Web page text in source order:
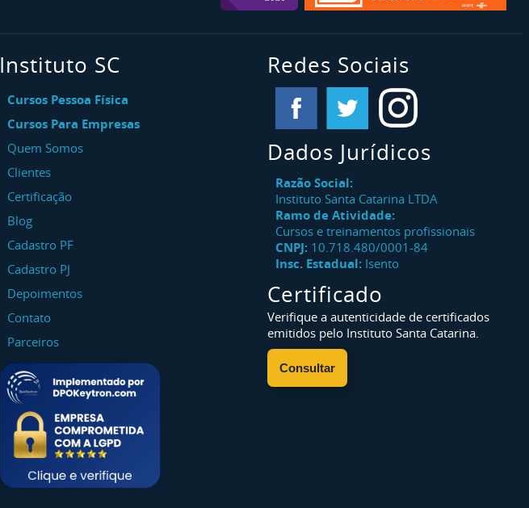
Instituto SC
Cursos Pessoa Física
Cursos Para Empresas
Quem Somos
Clientes
Certificação
Blog
Cadastro PF
Cadastro PJ
Depoimentos
Contato
Parceiros
Redes Sociais
Dados Jurídicos
Razão Social:
Instituto Santa Catarina LTDA
Ramo de Atividade:
Cursos e treinamentos profissionais
CNPJ: 10.718.480/0001-84
Insc. Estadual: Isento
Certificado
Verifique a autenticidade de certificados
emitidos pelo Instituto Santa Catarina.
Consultar